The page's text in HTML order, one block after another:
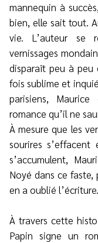
mannequin à
bien, elle sait tout.
vie. L’auteur se
vernissages
disparaît peu à peu
fois sublime et
parisiens,
romance qu’il ne
À mesure que les
sourires
s’accumulent,
Noyé dans ce faste,
en a oublié l’écriture.
À travers cette
Papin signe un